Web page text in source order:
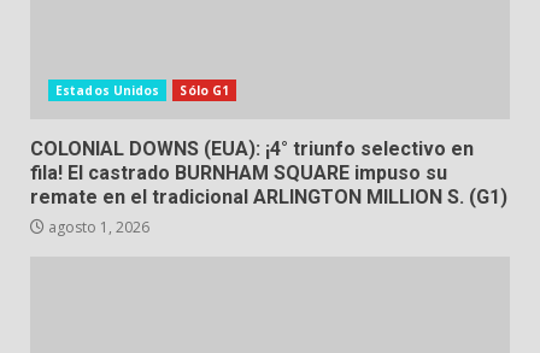
Estados Unidos Sólo G1
COLONIAL DOWNS (EUA): ¡4° triunfo selectivo en
fila! El castrado BURNHAM SQUARE impuso su
remate en el tradicional ARLINGTON MILLION S. (G1)
agosto 1, 2026